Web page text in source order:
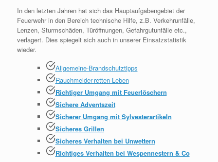
In den letzten Jahren hat sich das Hauptaufgabengebiet der
Feuerwehr in den Bereich technische Hilfe, z.B. Verkehrunfälle,
Lenzen, Sturmschäden, Türöffnungen, Gefahrgutunfälle etc.,
verlagert. Dies spiegelt sich auch in unserer Einsatzstatistik
wieder.
Allgemeine-Brandschutztipps
Rauchmelder-retten-Leben
Richtiger Umgang mit Feuerlöschern
Sichere Adventszeit
Sicherer Umgang mit Sylvesterartikeln
Sicheres Grillen
Sicheres Verhalten bei Unwettern
Richtiges Verhalten bei Wespennestern & Co